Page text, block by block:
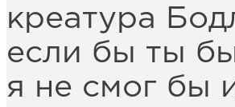
креатура
если бы ты
я не смог бы